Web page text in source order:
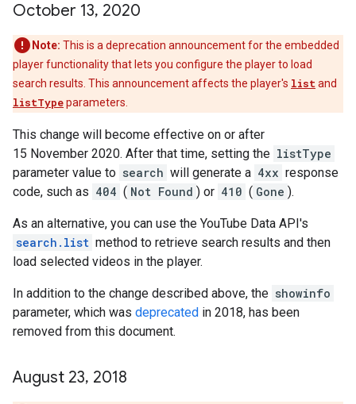
October 13, 2020
Note: This is a deprecation announcement for the embedded
player functionality that lets you configure the player to load
search results. This announcement affects the player's list and
listTypeparameters.
This change will become effective on or after
15 November 2020. After that time, setting the listType
parameter value to search will generate a 4xx response
code, such as 404 ( Not Found ) or 410 ( Gone ).
As an alternative, you can use the YouTube Data API's
search.list method to retrieve search results and then
load selected videos in the player.
In addition to the change described above, the showinfo
parameter, which was deprecated in 2018, has been
removed from this document.
August 23, 2018